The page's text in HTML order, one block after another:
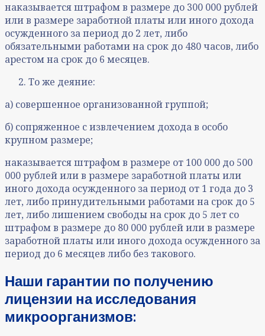
наказывается штрафом в размере до 300 000 рублей
или в размере заработной платы или иного дохода
осужденного за период до 2 лет, либо
обязательными работами на срок до 480 часов, либо
арестом на срок до 6 месяцев.
То же деяние:
а) совершенное организованной группой;
б) сопряженное с извлечением дохода в особо
крупном размере;
наказывается штрафом в размере от 100 000 до 500
000 рублей или в размере заработной платы или
иного дохода осужденного за период от 1 года до 3
лет, либо принудительными работами на срок до 5
лет, либо лишением свободы на срок до 5 лет со
штрафом в размере до 80 000 рублей или в размере
заработной платы или иного дохода осужденного за
период до 6 месяцев либо без такового.
Наши гарантии по получению
лицензии на исследования
микроорганизмов: